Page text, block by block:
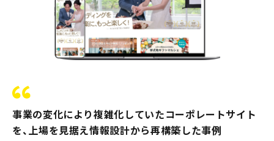
事業の変化により複雑化していたコーポレートサイト
を、上場を見据え情報設計から再構築した事例